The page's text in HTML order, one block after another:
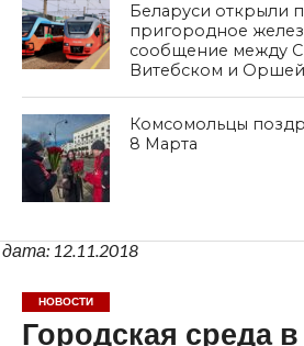
Беларуси открыли
пригородное
сообщение между
Витебском и Оршей
Комсомольцы
8 Марта
дата: 12.11.2018
НОВОСТИ
Городская среда в